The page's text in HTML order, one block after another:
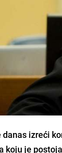
izreći
koju je